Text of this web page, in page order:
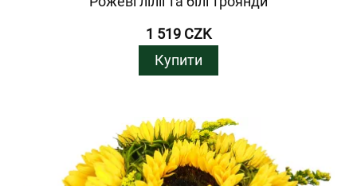
1 519 CZK
Купити